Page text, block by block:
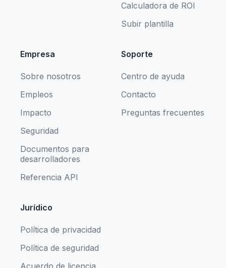
Calculadora de ROI
Subir plantilla
Empresa
Sobre nosotros
Empleos
Impacto
Seguridad
Documentos para
desarrolladores
Referencia API
Soporte
Centro de ayuda
Contacto
Preguntas frecuentes
Jurídico
Política de privacidad
Política de seguridad